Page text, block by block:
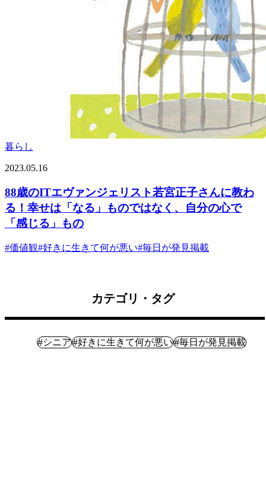
暮らし
2023.05.16
88歳のITエヴァンジェリスト若宮正子さんに教わ
る！幸せは「なる」ものではなく、自分の心で
「感じる」もの
#価値観#好きに生きて何が悪い#毎日が発見掲載
カテゴリ・タグ
#シニア#好きに生きて何が悪い#毎日が発見掲載